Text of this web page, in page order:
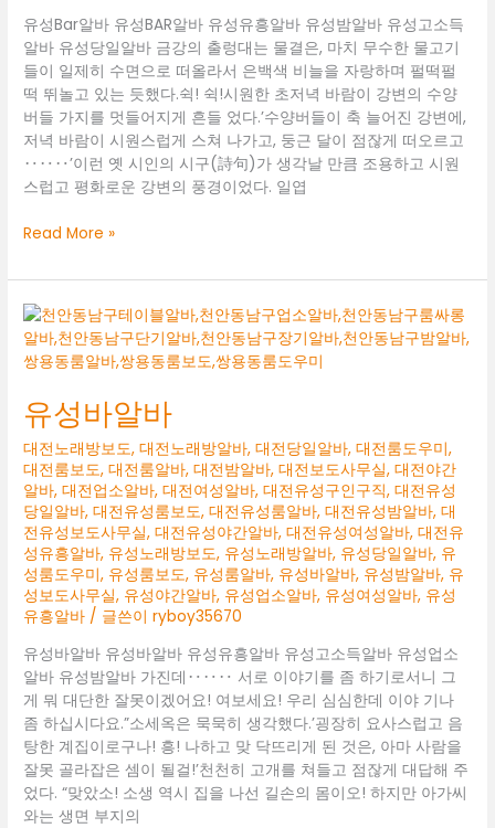
유성Bar알바 유성BAR알바 유성유흥알바 유성밤알바 유성고소득
알바 유성당일알바 금강의 출렁대는 물결은, 마치 무수한 물고기
들이 일제히 수면으로 떠올라서 은백색 비늘을 자랑하며 펄떡펄
떡 뛰놀고 있는 듯했다.쉭! 쉭!시원한 초저녁 바람이 강변의 수양
버들 가지를 멋들어지게 흔들 었다.’수양버들이 축 늘어진 강변에,
저녁 바람이 시원스럽게 스쳐 나가고, 둥근 달이 점잖게 떠오르고
‥‥‥’이런 옛 시인의 시구(詩句)가 생각날 만큼 조용하고 시원
스럽고 평화로운 강변의 풍경이었다. 일엽
유
Bar
알
바
Read More »
유성바알바
대전노래방보도,대전노래방알바,대전당일알바,대전룸도우미,
대전룸보도,대전룸알바,대전밤알바,대전보도사무실,대전야간
알바,대전업소알바,대전여성알바,대전유성구인구직,대전유성
당일알바,대전유성룸보도,대전유성룸알바,대전유성밤알바,대
전유성보도사무실,대전유성야간알바,대전유성여성알바,대전유
성유흥알바, 유성노래방보도, 유성노래방알바, 유성당일알바, 유
성룸도우미, 유성룸보도, 유성룸알바, 유성바알바, 유성밤알바, 유
성보도사무실, 유성야간알바, 유성업소알바, 유성여성알바, 유성
유흥알바 / 글쓴이ryboy35670
유성바알바 유성바알바 유성유흥알바 유성고소득알바 유성업소
알바 유성밤알바 가진데‥‥‥ 서로 이야기를 좀 하기로서니 그
게 뭐 대단한 잘못이겠어요! 여보세요! 우리 심심한데 이야 기나
좀 하십시다요.”소세옥은 묵묵히 생각했다.’굉장히 요사스럽고 음
탕한 계집이로구나! 흥! 나하고 맞 닥뜨리게 된 것은, 아마 사람을
잘못 골라잡은 셈이 될걸!’천천히 고개를 쳐들고 점잖게 대답해 주
었다. “맞았소! 소생 역시 집을 나선 길손의 몸이오! 하지만 아가씨
와는 생면 부지의